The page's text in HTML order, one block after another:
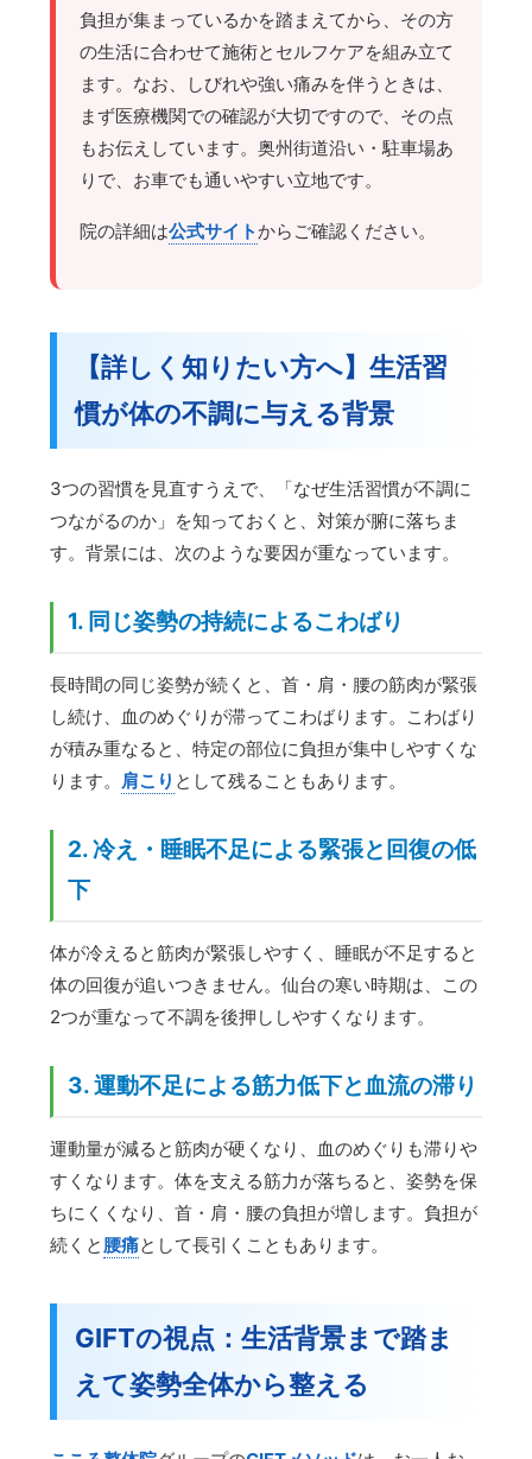
負担が集まっているかを踏まえてから、その方
の生活に合わせて施術とセルフケアを組み立て
ます。なお、しびれや強い痛みを伴うときは、
まず医療機関での確認が大切ですので、その点
もお伝えしています。奥州街道沿い・駐車場あ
りで、お車でも通いやすい立地です。
院の詳細は公式サイトからご確認ください。
【詳しく知りたい方へ】生活習
慣が体の不調に与える背景
3つの習慣を見直すうえで、「なぜ生活習慣が不調に
つながるのか」を知っておくと、対策が腑に落ちま
す。背景には、次のような要因が重なっています。
1. 同じ姿勢の持続によるこわばり
長時間の同じ姿勢が続くと、首・肩・腰の筋肉が緊張
し続け、血のめぐりが滞ってこわばります。こわばり
が積み重なると、特定の部位に負担が集中しやすくな
ります。 肩こり として残ることもあります。
2. 冷え・睡眠不足による緊張と回復の低
下
体が冷えると筋肉が緊張しやすく、睡眠が不足すると
体の回復が追いつきません。仙台の寒い時期は、この
2つが重なって不調を後押ししやすくなります。
3. 運動不足による筋力低下と血流の滞り
運動量が減ると筋肉が硬くなり、血のめぐりも滞りや
すくなります。体を支える筋力が落ちると、姿勢を保
ちにくくなり、首・肩・腰の負担が増します。負担が
続くと 腰痛として長引くこともあります。
GIFTの視点：生活背景まで踏ま
えて姿勢全体から整える